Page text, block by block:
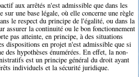
aux arrêtés n'est admissible que dans les
sur une base légale, où elle concerne une règle
le respect du principe de l'égalité, ou dans la
assurer la continuité ou le bon fonctionnement
pas atteinte, en principe, à des situations
dispositions en projet n'est admissible que si
des hypothèses énumérées. En effet, la non-
est un principe général du droit ayant
individuels et la sécurité juridique.